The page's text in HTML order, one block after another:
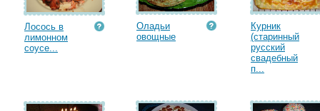
Лосось в
лимонном
соусе...
Оладьи
овощные
Курник
(старинный
русский
свадебный
п...